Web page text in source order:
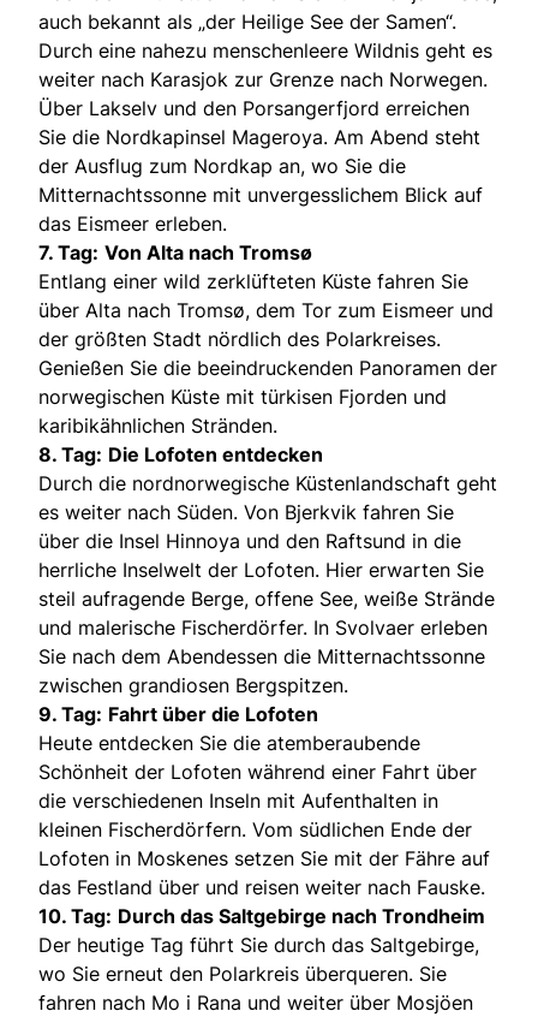
auch bekannt als „der Heilige See der Samen“.
Durch eine nahezu menschenleere Wildnis geht es
weiter nach Karasjok zur Grenze nach Norwegen.
Über Lakselv und den Porsangerfjord erreichen
Sie die Nordkapinsel Mageroya. Am Abend steht
der Ausflug zum Nordkap an, wo Sie die
Mitternachtssonne mit unvergesslichem Blick auf
das Eismeer erleben.
7. Tag: Von Alta nach Tromsø
Entlang einer wild zerklüfteten Küste fahren Sie
über Alta nach Tromsø, dem Tor zum Eismeer und
der größten Stadt nördlich des Polarkreises.
Genießen Sie die beeindruckenden Panoramen der
norwegischen Küste mit türkisen Fjorden und
karibikähnlichen Stränden.
8. Tag: Die Lofoten entdecken
Durch die nordnorwegische Küstenlandschaft geht
es weiter nach Süden. Von Bjerkvik fahren Sie
über die Insel Hinnoya und den Raftsund in die
herrliche Inselwelt der Lofoten. Hier erwarten Sie
steil aufragende Berge, offene See, weiße Strände
und malerische Fischerdörfer. In Svolvaer erleben
Sie nach dem Abendessen die Mitternachtssonne
zwischen grandiosen Bergspitzen.
9. Tag: Fahrt über die Lofoten
Heute entdecken Sie die atemberaubende
Schönheit der Lofoten während einer Fahrt über
die verschiedenen Inseln mit Aufenthalten in
kleinen Fischerdörfern. Vom südlichen Ende der
Lofoten in Moskenes setzen Sie mit der Fähre auf
das Festland über und reisen weiter nach Fauske.
10. Tag: Durch das Saltgebirge nach Trondheim
Der heutige Tag führt Sie durch das Saltgebirge,
wo Sie erneut den Polarkreis überqueren. Sie
fahren nach Mo i Rana und weiter über Mosjöen